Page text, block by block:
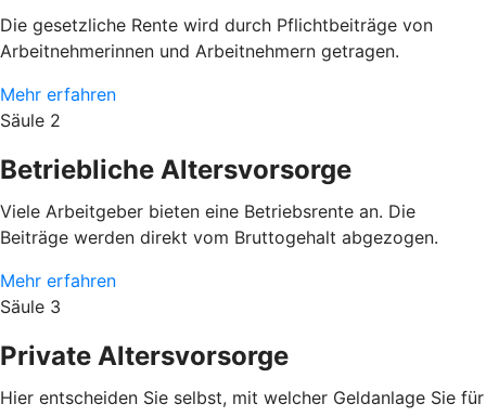
Die gesetzliche Rente wird durch Pflichtbeiträge von
Arbeitnehmerinnen und Arbeitnehmern getragen.
Mehr erfahren
Säule 2
Betriebliche Altersvorsorge
Viele Arbeitgeber bieten eine Betriebsrente an. Die
Beiträge werden direkt vom Bruttogehalt abgezogen.
Mehr erfahren
Säule 3
Private Altersvorsorge
Hier entscheiden Sie selbst, mit welcher Geldanlage Sie für